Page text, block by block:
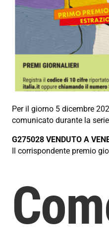
Per il giorno 5 dicembre
comunicato durante la
G275028 VENDUTO A
Il corrispondente premio